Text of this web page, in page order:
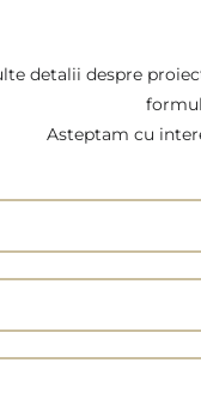
detalii despre
Asteptam cu